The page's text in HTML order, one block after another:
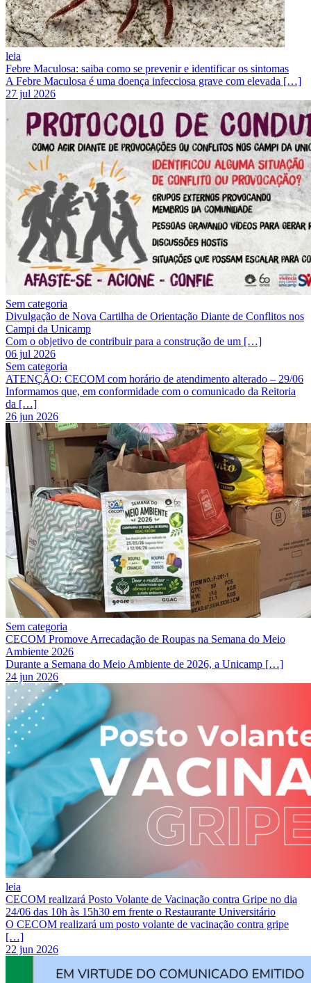
leia
Febre Maculosa: saiba como se prevenir e identificar os sintomas
A Febre Maculosa é uma doença infecciosa grave com elevada […]
27 jul 2026
Sem categoria
Divulgação de Nova Cartilha de Orientação Diante de Conflitos nos
Campi da Unicamp
Com o objetivo de contribuir para a construção de um […]
06 jul 2026
Sem categoria
ATENÇÃO: CECOM com horário de atendimento alterado – 29/06
Informamos que, em conformidade com o comunicado da Reitoria
da […]
26 jun 2026
Sem categoria
CECOM Promove Arrecadação de Roupas na Semana do Meio
Ambiente 2026
Durante a Semana do Meio Ambiente de 2026, a Unicamp […]
24 jun 2026
leia
CECOM realizará Posto Volante de Vacinação contra Gripe no dia
24/06 das 10h às 15h30 em frente o Restaurante Universitário
O CECOM realizará um posto volante de vacinação contra gripe
[…]
22 jun 2026